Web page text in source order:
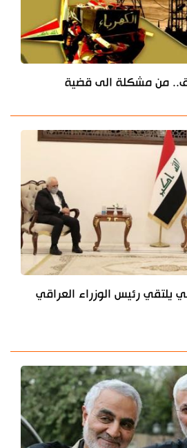
من مشكلة الى قضية
يلتقي رئيس الوزراء العراقي